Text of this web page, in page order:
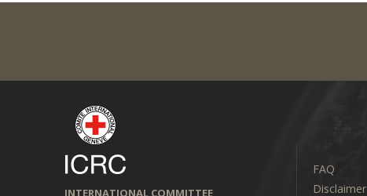
INTERNATIONAL COMMITTEE
FAQ
Disclaimer